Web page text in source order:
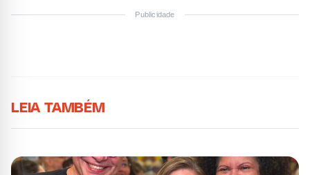
Publicidade
LEIA TAMBÉM